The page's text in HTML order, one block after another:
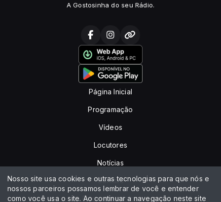
A Gostosinha do seu Rádio.
Página Inicial
Programação
Vídeos
Locutores
Notícias
Contato
Peça sua música
Nosso site usa cookies e outras tecnologias para que nós e
nossos parceiros possamos lembrar de você e entender
como você usa o site. Ao continuar a navegação neste site